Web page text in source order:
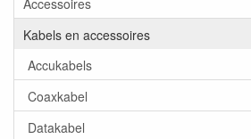
Kabels en accessoires
Accukabels
Coaxkabel
Datakabel